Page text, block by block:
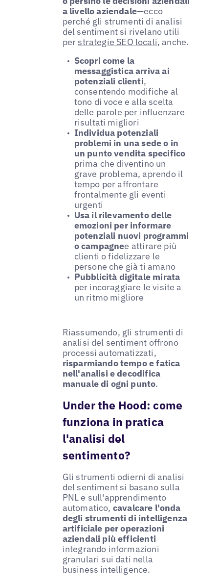
a livello aziendale—ecco
perché gli strumenti di analisi
del sentiment si rivelano utili
per strategie SEO locali, anche.
Scopri come la
messaggistica arriva ai
potenziali clienti,
consentendo modifiche al
tono di voce e alla scelta
delle parole per influenzare
risultati migliori
Individua potenziali
problemi in una sede o in
un punto vendita specifico
prima che diventino un
grave problema, aprendo il
tempo per affrontare
frontalmente gli eventi
urgenti
Usa il rilevamento delle
emozioni per informare
potenziali nuovi programmi
o campagnee attirare più
clienti o fidelizzare le
persone che già ti amano
Pubblicità digitale mirata
per incoraggiare le visite a
un ritmo migliore
Riassumendo, gli strumenti di
analisi del sentiment offrono
processi automatizzati,
risparmiando tempo e fatica
nell'analisi e decodifica
manuale di ogni punto.
Under the Hood: come
funziona in pratica
l'analisi del
sentimento?
Gli strumenti odierni di analisi
del sentiment si basano sulla
PNL e sull'apprendimento
automatico, cavalcare l'onda
degli strumenti di intelligenza
artificiale per operazioni
aziendali più efficienti
integrando informazioni
granulari sui dati nella
business intelligence.